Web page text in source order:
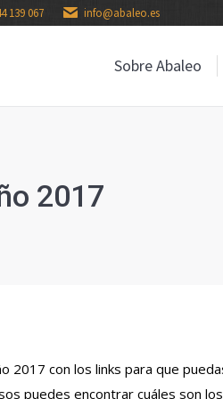
139 067 info@abaleo.es
Sobre Abaleo
2017
con los links para que
puedes encontrar cuáles son